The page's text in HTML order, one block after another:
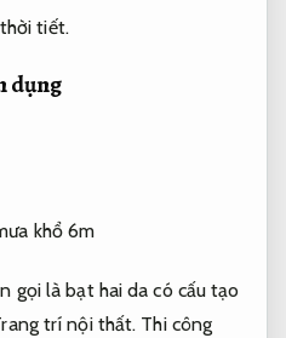
tiết.
dụng
gọi là bạt hai da có cấu tạo
trí nội thất. Thi công